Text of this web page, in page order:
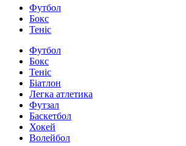
Футбол
Бокс
Теніс
Футбол
Бокс
Теніс
Біатлон
Легка атлетика
Футзал
Баскетбол
Хокей
Волейбол